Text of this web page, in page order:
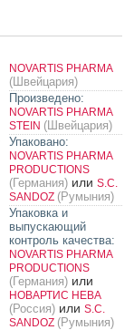
NOVARTIS PHARMA
(Швейцария)
Произведено:
NOVARTIS PHARMA
STEIN (Швейцария)
Упаковано:
NOVARTIS PHARMA
PRODUCTIONS
(Германия) или S.C.
SANDOZ (Румыния)
Упаковка и
выпускающий
контроль качества:
NOVARTIS PHARMA
PRODUCTIONS
(Германия) или
НОВАРТИС НЕВА
(Россия) или S.C.
SANDOZ (Румыния)